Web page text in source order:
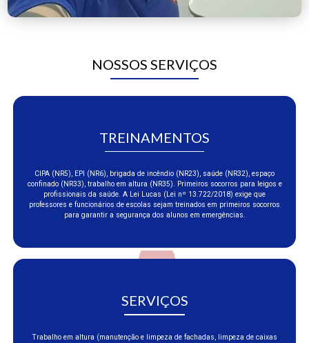
NOSSOS SERVIÇOS
TREINAMENTOS
CIPA (NR5), EPI (NR6), brigada de incêndio (NR23), saúde (NR32), espaço
confinado (NR33), trabalho em altura (NR35). Primeiros socorros para leigos e
profissionais da saúde. A Lei Lucas (Lei nº 13.722/2018) exige que
professores e funcionários de escolas sejam treinados em primeiros socorros
para garantir a segurança dos alunos em emergências.
SERVIÇOS
Trabalho em altura (manutenção e limpeza de fachadas, limpeza de caixas